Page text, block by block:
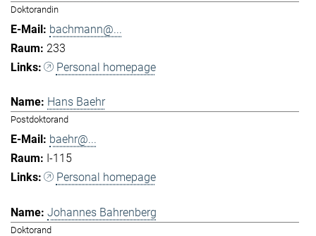
Doktorandin
bachmann@...
233
Personal homepage
Hans Baehr
Postdoktorand
baehr@...
I-115
Personal homepage
Johannes Bahrenberg
Doktorand